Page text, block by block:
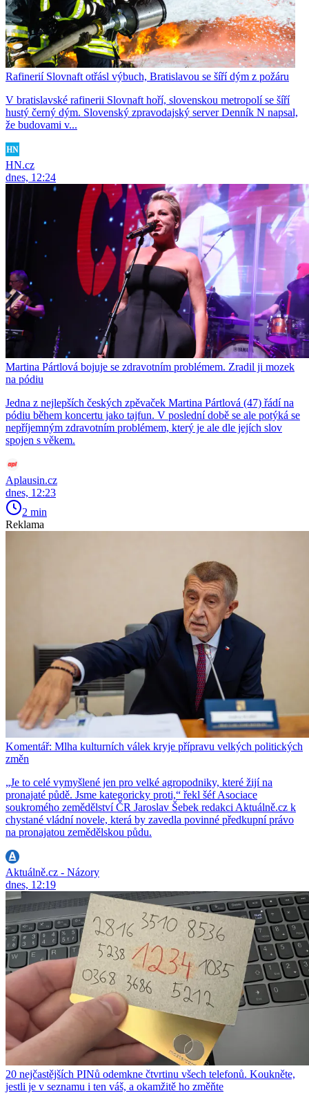
Rafinerií Slovnaft otřásl výbuch, Bratislavou se šíří dým z požáru
V bratislavské rafinerii Slovnaft hoří, slovenskou metropolí se šíří
hustý černý dým. Slovenský zpravodajský server Denník N napsal,
že budovami v...
HN.cz
dnes, 12:24
Martina Pártlová bojuje se zdravotním problémem. Zradil ji mozek
na pódiu
Jedna z nejlepších českých zpěvaček Martina Pártlová (47) řádí na
pódiu během koncertu jako tajfun. V poslední době se ale potýká se
nepříjemným zdravotním problémem, který je ale dle jejích slov
spojen s věkem.
Aplausin.cz
dnes, 12:23
2 min
Reklama
Komentář: Mlha kulturních válek kryje přípravu velkých politických
změn
„Je to celé vymyšlené jen pro velké agropodniky, které žijí na
pronajaté půdě. Jsme kategoricky proti,“ řekl šéf Asociace
soukromého zemědělství ČR Jaroslav Šebek redakci Aktuálně.cz k
chystané vládní novele, která by zavedla povinné předkupní právo
na pronajatou zemědělskou půdu.
Aktuálně.cz - Názory
dnes, 12:19
20 nejčastějších PINů odemkne čtvrtinu všech telefonů. Koukněte,
jestli je v seznamu i ten váš, a okamžitě ho změňte